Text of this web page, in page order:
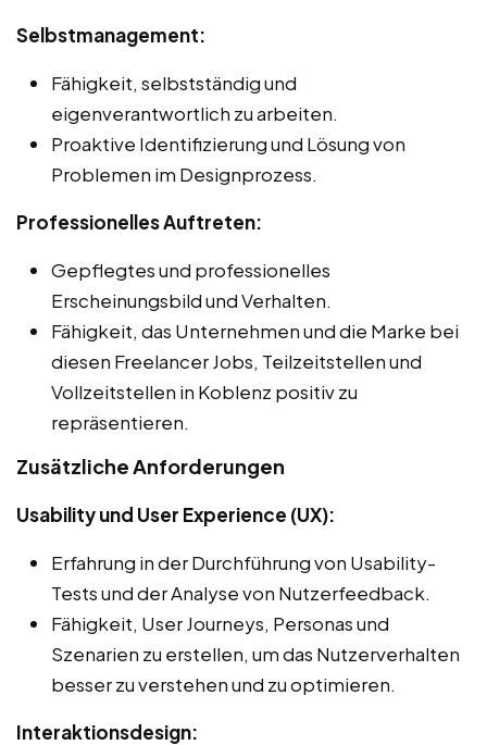
Selbstmanagement:
Fähigkeit, selbstständig und
eigenverantwortlich zu arbeiten.
Proaktive Identifizierung und Lösung von
Problemen im Designprozess.
Professionelles Auftreten:
Gepflegtes und professionelles
Erscheinungsbild und Verhalten.
Fähigkeit, das Unternehmen und die Marke bei
diesen Freelancer Jobs, Teilzeitstellen und
Vollzeitstellen in Koblenz positiv zu
repräsentieren.
Zusätzliche Anforderungen
Usability und User Experience (UX):
Erfahrung in der Durchführung von Usability-
Tests und der Analyse von Nutzerfeedback.
Fähigkeit, User Journeys, Personas und
Szenarien zu erstellen, um das Nutzerverhalten
besser zu verstehen und zu optimieren.
Interaktionsdesign: